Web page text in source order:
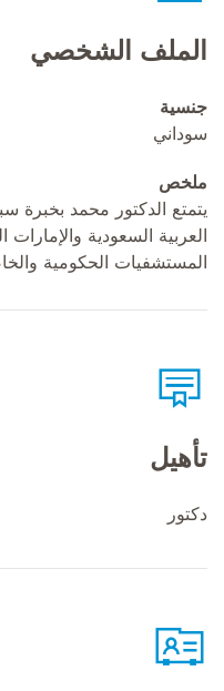
الملف الشخصي
جنسية
سوداني
ملخص
يتمتع الدكتور محمد بخبرة
العربية السعودية
المستشفيات الحكومية
تأهيل
دكتور